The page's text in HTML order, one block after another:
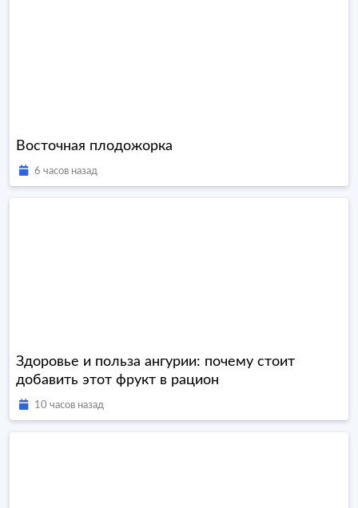
Восточная плодожорка
6 часов назад
Здоровье и польза ангурии: почему стоит
добавить этот фрукт в рацион
10 часов назад